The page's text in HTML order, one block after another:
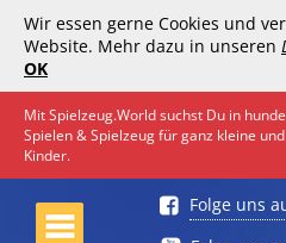
Wir essen gerne Cookies und
Website. Mehr dazu in unseren
OK
Mit Spielzeug.World suchst Du in
Spielen & Spielzeug für ganz kleine
Kinder.
Folge uns